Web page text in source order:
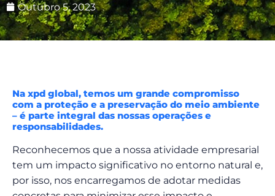
Outubro 5, 2023
Na xpd global, temos um grande compromisso
com a proteção e a preservação do meio ambiente
– é parte integral das nossas operações e
responsabilidades.
Reconhecemos que a nossa atividade empresarial
tem um impacto significativo no entorno natural e,
por isso, nos encarregamos de adotar medidas